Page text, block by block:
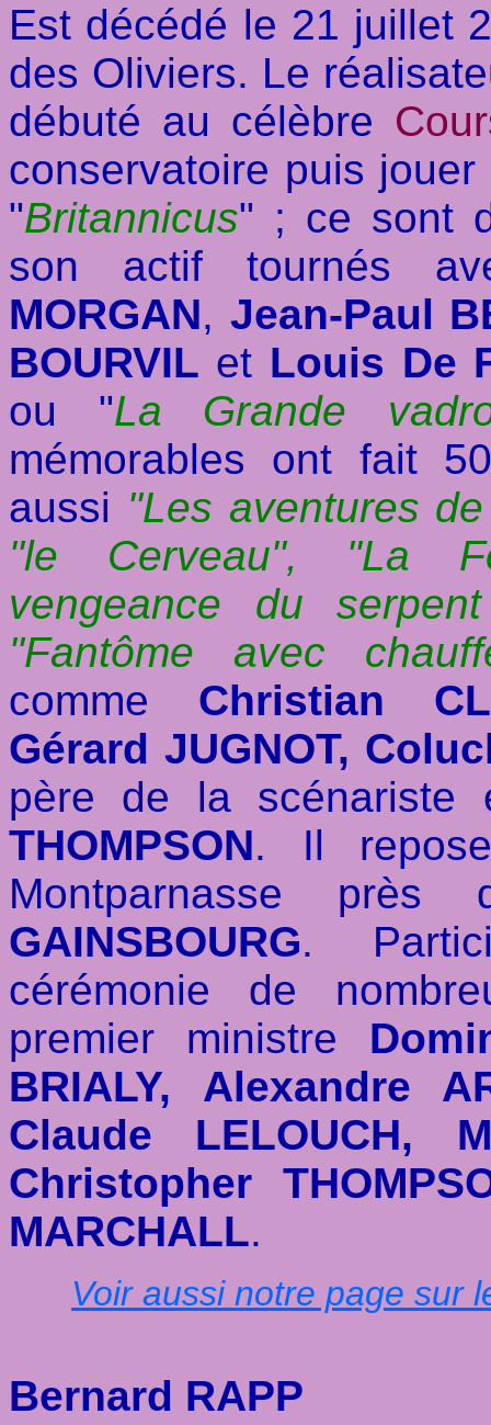
Est décédé le 21 juillet
des Oliviers. Le
débuté au célèbre
conservatoire puis
"Britannicus" ; ce sont
son actif tournés
MORGAN, Jean-Paul
BOURVIL et Louis De
ou "La Grande
mémorables ont fait
aussi "Les aventures
"le Cerveau", "La
vengeance du
"Fantôme avec
comme Christian
Gérard JUGNOT,
père de la
THOMPSON. Il
Montparnasse
GAINSBOURG.
cérémonie de
premier ministre
BRIALY, Alexandre
Claude LELOUCH,
Christopher
MARCHALL.
Voir aussi notre page sur
Bernard RAPP